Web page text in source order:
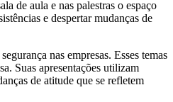
de aula e nas palestras o espaço
e despertar mudanças de
nas empresas. Esses temas
Suas apresentações utilizam
de atitude que se refletem